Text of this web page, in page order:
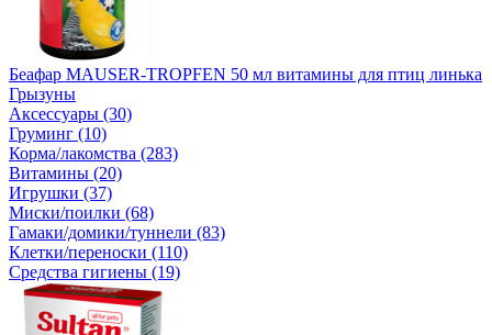
Беафар MAUSER-TROPFEN 50 мл витамины для птиц линька
Грызуны
Аксессуары (30)
Груминг (10)
Корма/лакомства (283)
Витамины (20)
Игрушки (37)
Миски/поилки (68)
Гамаки/домики/туннели (83)
Клетки/переноски (110)
Средства гигиены (19)